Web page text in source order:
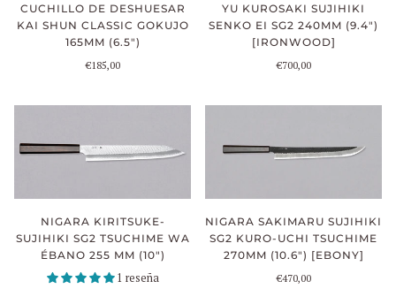
CUCHILLO DE DESHUESAR
KAI SHUN CLASSIC GOKUJO
165MM (6.5")
€185,00
YU KUROSAKI SUJIHIKI
SENKO EI SG2 240MM (9.4")
[IRONWOOD]
€700,00
NIGARA KIRITSUKE-
SUJIHIKI SG2 TSUCHIME WA
ÉBANO 255 MM (10")
1 reseña
NIGARA SAKIMARU SUJIHIKI
SG2 KURO-UCHI TSUCHIME
270MM (10.6") [EBONY]
€470,00